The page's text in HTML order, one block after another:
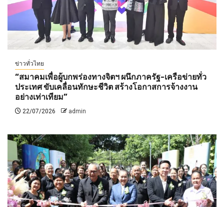
ข่าวทั่วไทย
“สมาคมเพื่อผู้บกพร่องทางจิตฯ ผนึกภาครัฐ-เครือข่ายทั่ว
ประเทศ ขับเคลื่อนทักษะชีวิต สร้างโอกาสการจ้างงาน
อย่างเท่าเทียม”
22/07/2026 admin